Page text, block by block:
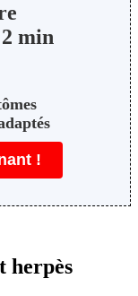
min
!
herpès